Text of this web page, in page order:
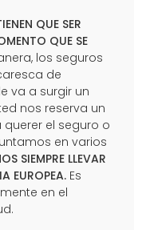
QUE SER
QUE SE
los seguros
de
va a surgir un
nos reserva un
el seguro o
en varios
SIEMPRE LLEVAR
EUROPEA. Es
en el